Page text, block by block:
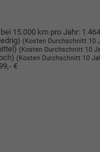
15.000 km pro Jahr:
(Kosten Durchschnitt 10
(Kosten Durchschnitt 10
(Kosten Durchschnitt 10
€